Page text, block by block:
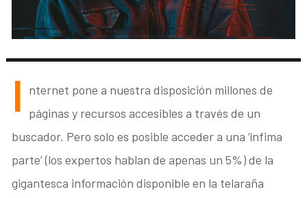
I nternet pone a nuestra disposición millones de
páginas y recursos accesibles a través de un
buscador. Pero solo es posible acceder a una ‘ínfima
parte’ (los expertos hablan de apenas un 5%) de la
gigantesca información disponible en la telaraña